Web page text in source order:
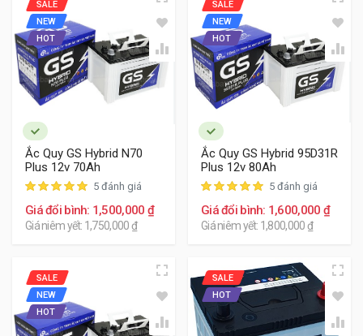
SALE
NEW
HOT
Ắc Quy GS Hybrid N70
Plus 12v 70Ah
5 đánh giá
Giá đổi bình: 1,500,000 ₫
Giá niêm yết: 1,750,000 ₫
SALE
NEW
HOT
Ắc Quy GS Hybrid 95D31R
Plus 12v 80Ah
5 đánh giá
Giá đổi bình: 1,600,000 ₫
Giá niêm yết: 1,800,000 ₫
SALE
NEW
HOT
SALE
HOT